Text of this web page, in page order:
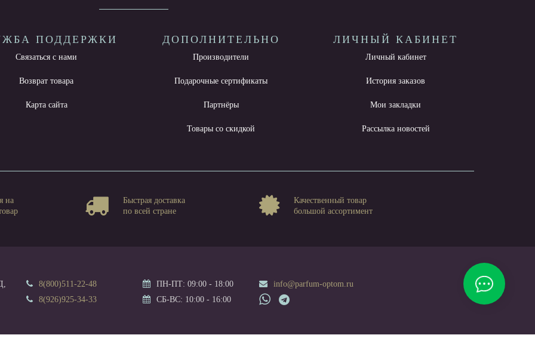
ПОДДЕРЖКИ
Связаться с нами
Возврат товара
Карта сайта
ДОПОЛНИТЕЛЬНО
Производители
Подарочные сертификаты
Партнёры
Товары со скидкой
ЛИЧНЫЙ КАБИНЕТ
Личный кабинет
История заказов
Мои закладки
Рассылка новостей
на
Быстрая доставка
по всей стране
Качественный товар
большой ассортимент
8(800)511-22-48
8(926)925-34-33
ПН-ПТ: 09:00 - 18:00
СБ-ВС: 10:00 - 16:00
info@parfum-optom.ru